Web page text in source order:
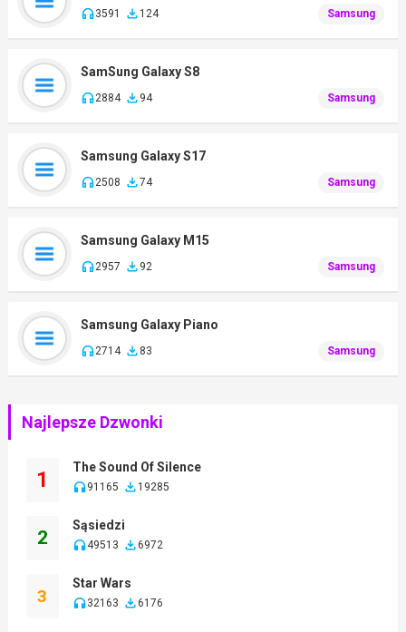
3591 124 Samsung
SamSung Galaxy S8
2884 94 Samsung
Samsung Galaxy S17
2508 74 Samsung
Samsung Galaxy M15
2957 92 Samsung
Samsung Galaxy Piano
2714 83 Samsung
Najlepsze Dzwonki
1
The Sound Of Silence
91165 19285
2
Sąsiedzi
49513 6972
3
Star Wars
32163 6176